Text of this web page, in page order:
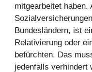
mitgearbeitet haben.
Bundesländern, ist
Relativierung oder
befürchten. Das
jedenfalls verhindert